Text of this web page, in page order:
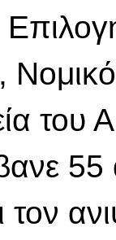
του
55